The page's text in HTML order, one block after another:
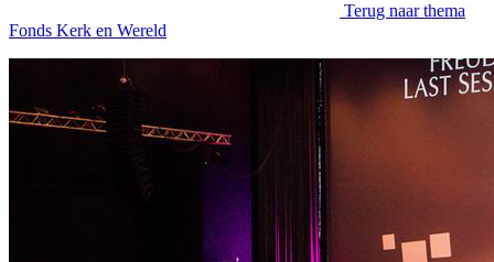
Terug naar thema
Fonds Kerk en Wereld